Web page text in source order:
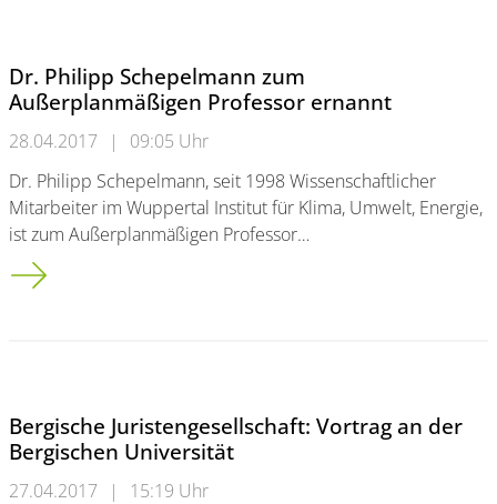
Dr. Philipp Schepelmann zum
Außerplanmäßigen Professor ernannt
28.04.2017 |
09:05 Uhr
Dr. Philipp Schepelmann, seit 1998 Wissenschaftlicher
Mitarbeiter im Wuppertal Institut für Klima, Umwelt, Energie,
ist zum Außerplanmäßigen Professor…
Dr. Philipp Schepelmann zum Außerplanmäßigen Professor
Bergische Juristengesellschaft: Vortrag an der
Bergischen Universität
27.04.2017 |
15:19 Uhr